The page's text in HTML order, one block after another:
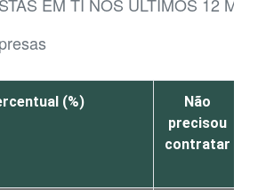
(%)
Não
precisou
contratar